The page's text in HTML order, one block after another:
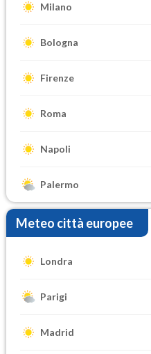
Milano
Bologna
Firenze
Roma
Napoli
Palermo
Meteo città europee
Londra
Parigi
Madrid